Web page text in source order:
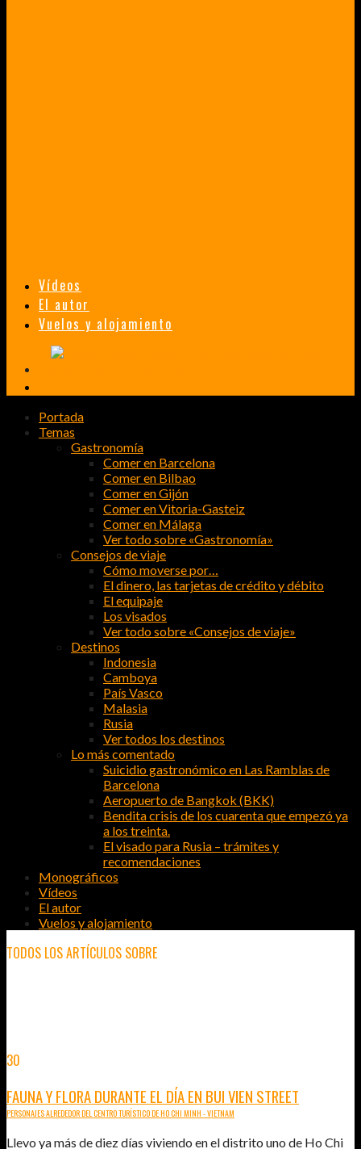
Vídeos
El autor
Vuelos y alojamiento
Portada
Temas
Gastronomía
Comer en Barcelona
Comer en Bilbao
Comer en Gijón
Comer en Vitoria-Gasteiz
Comer en Málaga
Ver todo sobre «Gastronomía»
Consejos de viaje
Cómo moverse por…
El dinero, las tarjetas de crédito y débito
El equipaje
Los visados
Ver todo sobre «Consejos de viaje»
Destinos
Indonesia
Camboya
País Vasco
Malasia
Rusia
Ver todos los destinos
Lo más comentado
Suicidio gastronómico en Las Ramblas de
Barcelona
Aeropuerto de Bangkok (BKK)
Bendita crisis de los cuarenta que empezó ya
a los treinta.
El visado para Rusia – trámites y
recomendaciones
Monográficos
Vídeos
El autor
Vuelos y alojamiento
TODOS LOS ARTÍCULOS SOBRE
30
FAUNA Y FLORA DURANTE EL DÍA EN BUI VIEN STREET
PERSONAJES ALREDEDOR DEL CENTRO TURÍSTICO DE HO CHI MINH - VIETNAM
Llevo ya más de diez días viviendo en el distrito uno de Ho Chi